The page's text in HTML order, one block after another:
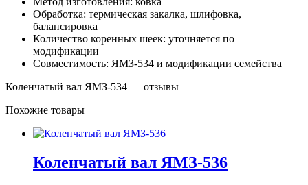
Обработка: термическая закалка, шлифовка,
балансировка
Количество коренных шеек: уточняется по
модификации
Совместимость: ЯМЗ-534 и модификации семейства
Коленчатый вал ЯМЗ-534 — отзывы
Похожие товары
Коленчатый вал ЯМЗ-536